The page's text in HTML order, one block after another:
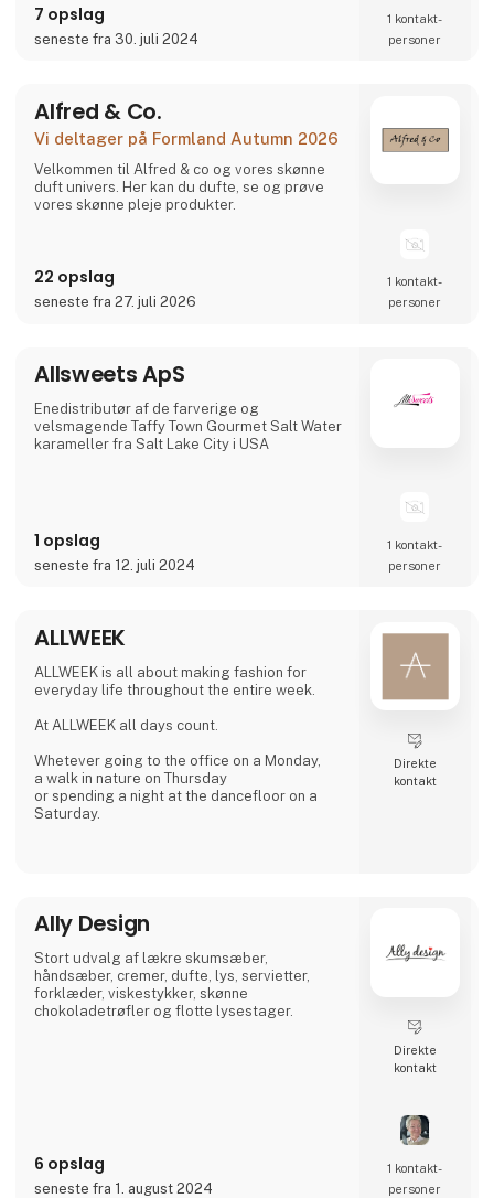
resultatet af deres dristige og antagede
valg. Den dekorative karakter og den
specielle behandling af materialet
7 opslag
seneste fra 30. juli 2024
1 kontakt­
personer
Alfred & Co.
Vi deltager på Formland Autumn 2026
Velkommen til Alfred & co og vores skønne
duft univers. Her kan du dufte, se og prøve
vores skønne pleje produkter.
22 opslag
seneste fra 27. juli 2026
1 kontakt­
personer
Allsweets ApS
Enedistributør af de farverige og
velsmagende Taffy Town Gourmet Salt Water
karameller fra Salt Lake City i USA
1 opslag
seneste fra 12. juli 2024
1 kontakt­
personer
ALLWEEK
ALLWEEK is all about making fashion for
everyday life throughout the entire week.
At ALLWEEK all days count.
Whetever going to the office on a Monday,
a walk in nature on Thursday
or spending a night at the dancefloor on a
Saturday.
TUESDAY
WEDNESDAY
THURSDAY
FRIDAY
SATURDAY
SUNDAY
Direkte
kontakt
Ally Design
Stort udvalg af lækre skumsæber,
håndsæber, cremer, dufte, lys, servietter,
forklæder, viskestykker, skønne
chokoladetrøfler og flotte lysestager.
6 opslag
seneste fra 1. august 2024
Direkte
kontakt
1 kontakt­
personer